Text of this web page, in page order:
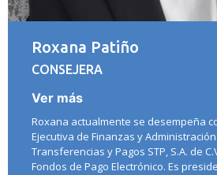
Roxana Patiño
CONSEJERA
Ver más
Roxana actualmente se desempeña
Ejecutiva de Finanzas y
Transferencias y Pagos STP, S.A. de
Fondos de Pago Electrónico. Es